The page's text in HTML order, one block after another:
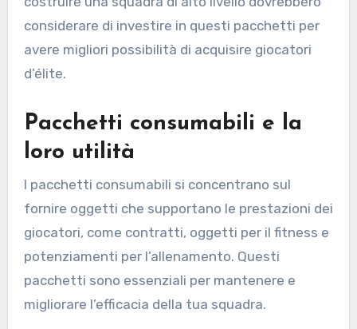
considerare di investire in questi pacchetti per
avere migliori possibilità di acquisire giocatori
d’élite.
Pacchetti consumabili e la
loro utilità
I pacchetti consumabili si concentrano sul
fornire oggetti che supportano le prestazioni dei
giocatori, come contratti, oggetti per il fitness e
potenziamenti per l’allenamento. Questi
pacchetti sono essenziali per mantenere e
migliorare l’efficacia della tua squadra.